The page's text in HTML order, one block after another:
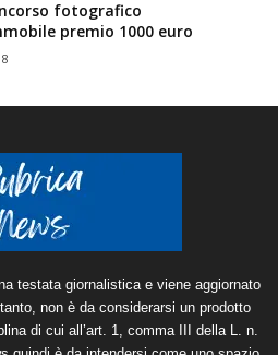
fotografico
premio 1000 euro
testata giornalistica e viene aggiornato
non è da considerarsi un prodotto
di cui all’art. 1, comma III della L. n.